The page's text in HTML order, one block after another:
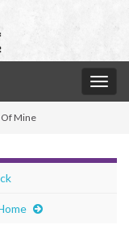
Of Mine